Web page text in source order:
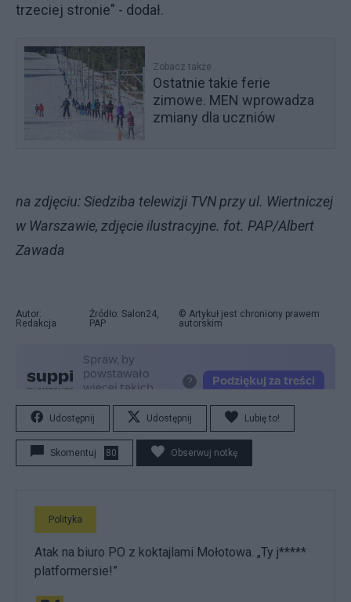
trzeciej stronie" - dodał.
Zobacz także
Ostatnie takie ferie
zimowe. MEN wprowadza
zmiany dla uczniów
na zdjęciu: Siedziba telewizji TVN przy ul. Wiertniczej
w Warszawie, zdjęcie ilustracyjne. fot. PAP/Albert
Zawada
Autor:
Redakcja
Źródło: Salon24,
PAP
© Artykuł jest chroniony prawem
autorskim
Udostępnij Udostępnij Lubię to!
Skomentuj 80 Obserwuj notkę
Polityka
Atak na biuro PO z koktajlami Mołotowa. „Ty j*****
platformersie!”